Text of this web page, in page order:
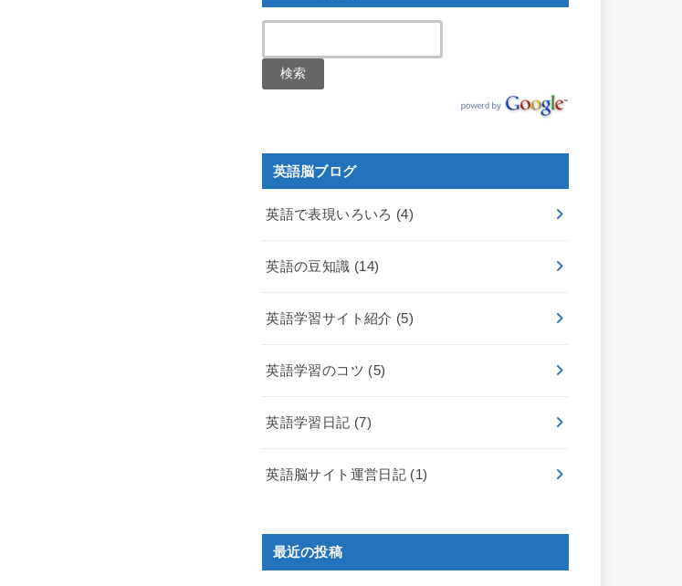
英語脳ブログ
英語で表現いろいろ (4)
英語の豆知識 (14)
英語学習サイト紹介 (5)
英語学習のコツ (5)
英語学習日記 (7)
英語脳サイト運営日記 (1)
最近の投稿